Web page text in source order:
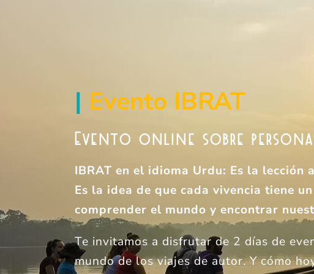
| Evento IBRAT
Evento online sobre
IBRAT en el idioma Urdu: Es la lección
Es la idea de que cada vivencia tiene
comprender el mundo y encontrar
Te invitamos a disfrutar de 2 días de
mundo de los viajes de autor. Y cómo